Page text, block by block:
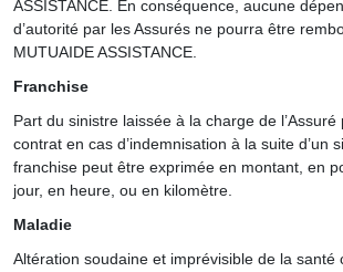
ASSISTANCE. En conséquence, aucune
d’autorité par les Assurés ne pourra être
MUTUAIDE ASSISTANCE.
Franchise
Part du sinistre laissée à la charge de l’Assuré
contrat en cas d’indemnisation à la suite d’un
franchise peut être exprimée en montant, en
jour, en heure, ou en kilomètre.
Maladie
Altération soudaine et imprévisible de la santé